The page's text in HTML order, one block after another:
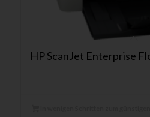
HP ScanJet Enterprise